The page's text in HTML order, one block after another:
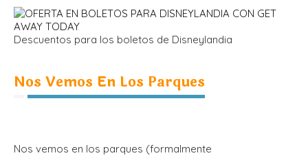
Descuentos para los boletos de Disneylandia
Nos Vemos En Los Parques
Nos vemos en los parques (formalmente